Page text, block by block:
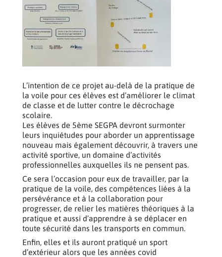
L’intention de ce projet au-delà de la pratique de
la voile pour ces élèves est d’améliorer le climat
de classe et de lutter contre le décrochage
scolaire.
Les élèves de 5ème SEGPA devront surmonter
leurs inquiétudes pour aborder un apprentissage
nouveau mais également découvrir, à travers une
activité sportive, un domaine d’activités
professionnelles auxquelles ils ne pensent pas.
Ce sera l’occasion pour eux de travailler, par la
pratique de la voile, des compétences liées à la
persévérance et à la collaboration pour
progresser, de relier les matières théoriques à la
pratique et aussi d’apprendre à se déplacer en
toute sécurité dans les transports en commun.
Enfin, elles et ils auront pratiqué un sport
d’extérieur alors que les années covid